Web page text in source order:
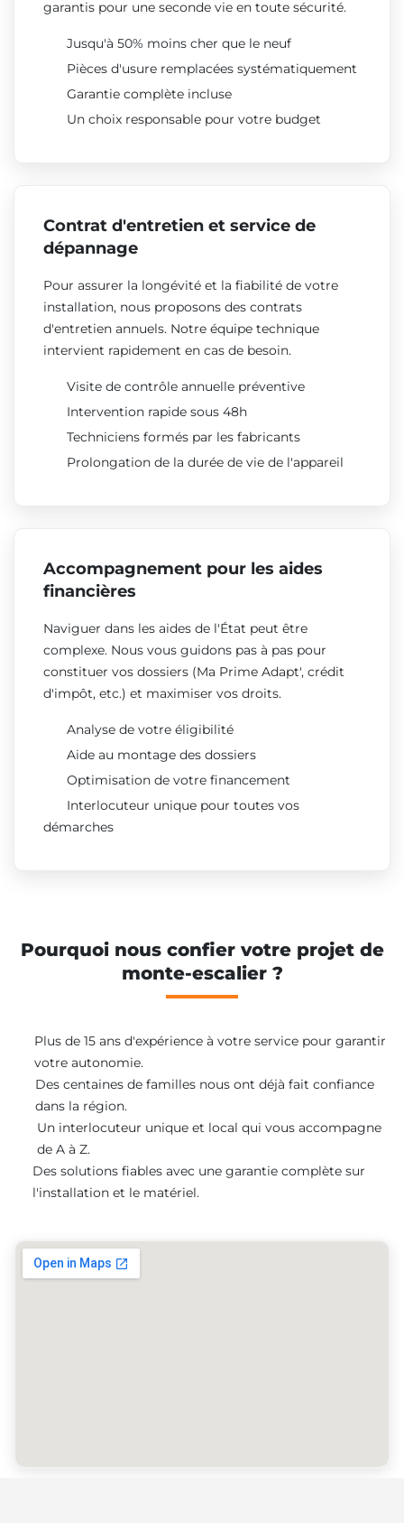
garantis pour une seconde vie en toute sécurité.
Jusqu'à 50% moins cher que le neuf
Pièces d'usure remplacées systématiquement
Garantie complète incluse
Un choix responsable pour votre budget
Contrat d'entretien et service de
dépannage
Pour assurer la longévité et la fiabilité de votre
installation, nous proposons des contrats
d'entretien annuels. Notre équipe technique
intervient rapidement en cas de besoin.
Visite de contrôle annuelle préventive
Intervention rapide sous 48h
Techniciens formés par les fabricants
Prolongation de la durée de vie de l'appareil
Accompagnement pour les aides
financières
Naviguer dans les aides de l'État peut être
complexe. Nous vous guidons pas à pas pour
constituer vos dossiers (Ma Prime Adapt', crédit
d'impôt, etc.) et maximiser vos droits.
Analyse de votre éligibilité
Aide au montage des dossiers
Optimisation de votre financement
Interlocuteur unique pour toutes vos
démarches
Pourquoi nous confier votre projet de
monte-escalier ?
Plus de 15 ans d'expérience à votre service pour garantir
votre autonomie.
Des centaines de familles nous ont déjà fait confiance
dans la région.
Un interlocuteur unique et local qui vous accompagne
de A à Z.
Des solutions fiables avec une garantie complète sur
l'installation et le matériel.